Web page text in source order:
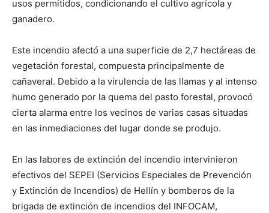
usos permitidos, condicionando el cultivo agrícola y
ganadero.
Este incendio afectó a una superficie de 2,7 hectáreas de
vegetación forestal, compuesta principalmente de
cañaveral. Debido a la virulencia de las llamas y al intenso
humo generado por la quema del pasto forestal, provocó
cierta alarma entre los vecinos de varias casas situadas
en las inmediaciones del lugar donde se produjo.
En las labores de extinción del incendio intervinieron
efectivos del SEPEI (Servicios Especiales de Prevención
y Extinción de Incendios) de Hellín y bomberos de la
brigada de extinción de incendios del INFOCAM,